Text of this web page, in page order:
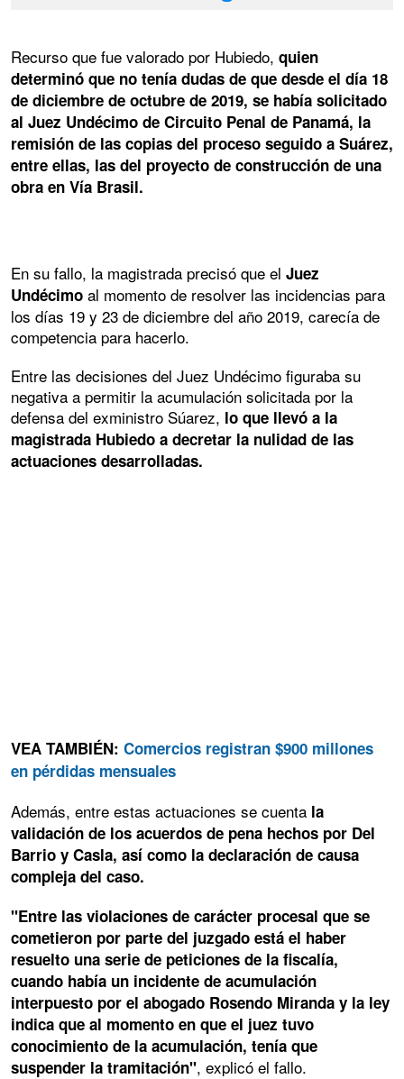
Recurso que fue valorado por Hubiedo, quien
determinó que no tenía dudas de que desde el día 18
de diciembre de octubre de 2019, se había solicitado
al Juez Undécimo de Circuito Penal de Panamá, la
remisión de las copias del proceso seguido a Suárez,
entre ellas, las del proyecto de construcción de una
obra en Vía Brasil.
En su fallo, la magistrada precisó que el Juez
Undécimo al momento de resolver las incidencias para
los días 19 y 23 de diciembre del año 2019, carecía de
competencia para hacerlo.
Entre las decisiones del Juez Undécimo figuraba su
negativa a permitir la acumulación solicitada por la
defensa del exministro Súarez, lo que llevó a la
magistrada Hubiedo a decretar la nulidad de las
actuaciones desarrolladas.
VEA TAMBIÉN: Comercios registran $900 millones
en pérdidas mensuales
Además, entre estas actuaciones se cuenta la
validación de los acuerdos de pena hechos por Del
Barrio y Casla, así como la declaración de causa
compleja del caso.
"Entre las violaciones de carácter procesal que se
cometieron por parte del juzgado está el haber
resuelto una serie de peticiones de la fiscalía,
cuando había un incidente de acumulación
interpuesto por el abogado Rosendo Miranda y la ley
indica que al momento en que el juez tuvo
conocimiento de la acumulación, tenía que
suspender la tramitación", explicó el fallo.